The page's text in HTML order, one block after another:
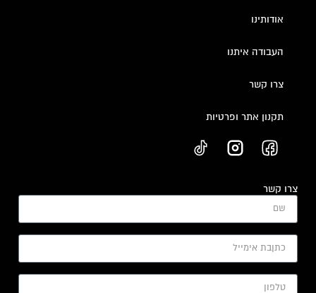
אודותינו
העבודה איתנו
צרו קשר
תקנון אתר ופרטיות
צרו קשר